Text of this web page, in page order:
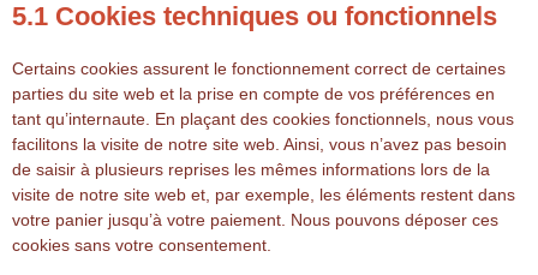
5.1 Cookies techniques ou fonctionnels
Certains cookies assurent le fonctionnement correct de certaines
parties du site web et la prise en compte de vos préférences en
tant qu’internaute. En plaçant des cookies fonctionnels, nous vous
facilitons la visite de notre site web. Ainsi, vous n’avez pas besoin
de saisir à plusieurs reprises les mêmes informations lors de la
visite de notre site web et, par exemple, les éléments restent dans
votre panier jusqu’à votre paiement. Nous pouvons déposer ces
cookies sans votre consentement.